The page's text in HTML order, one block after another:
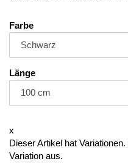
Farbe
Länge
x
Dieser Artikel hat
Variation aus.